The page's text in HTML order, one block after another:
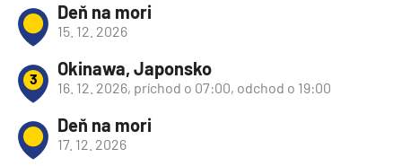
Deň na mori
15. 12. 2026
3 Okinawa, Japonsko
16. 12. 2026, príchod o 07:00, odchod o 19:00
Deň na mori
17. 12. 2026